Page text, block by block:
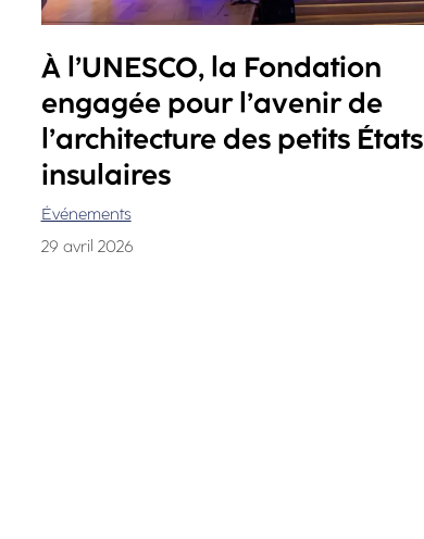
À l’UNESCO, la Fondation
engagée pour l’avenir de
l’architecture des petits États
insulaires
Événements
29 avril 2026